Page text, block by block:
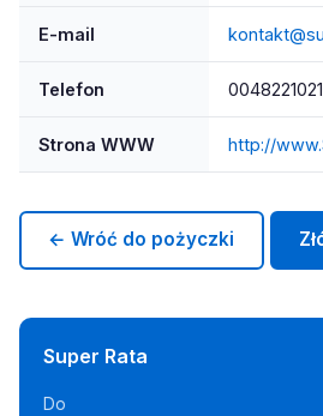
E-mail
Telefon
Strona WWW http://
← Wróć do pożyczki
Super Rata
Do